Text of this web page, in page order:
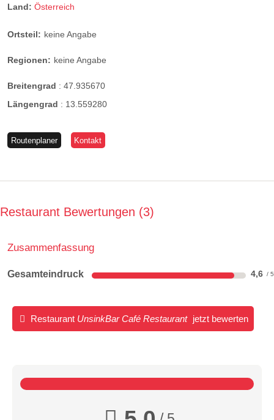
Land: Österreich
Ortsteil: keine Angabe
Regionen: keine Angabe
Breitengrad : 47.935670
Längengrad : 13.559280
Routenplaner Kontakt
Restaurant Bewertungen 3
Zusammenfassung
Gesamteindruck 4,6
Restaurant UnsinkBar Café Restaurant jetzt bewerten